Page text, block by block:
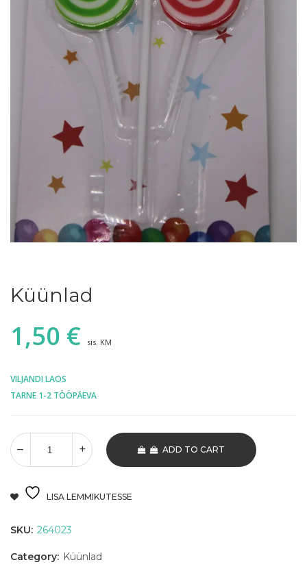
Küünlad
1,50 € sis. KM
VILJANDI LAOS
TARNE 1-2 TÖÖPÄEVA
ADD TO CART
LISA LEMMIKUTESSE
SKU: 264023
Category: Küünlad